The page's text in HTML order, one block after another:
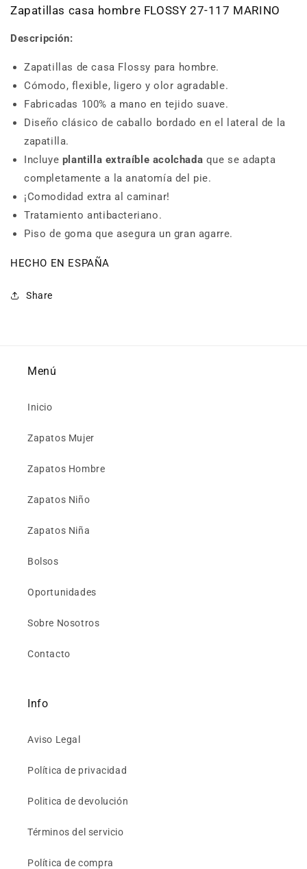
Zapatillas casa hombre FLOSSY 27-117 MARINO
Descripción:
Zapatillas de casa Flossy para hombre.
Cómodo, flexible, ligero y olor agradable.
Fabricadas 100% a mano en tejido suave.
Diseño clásico de caballo bordado en el lateral de la
zapatilla.
Incluye plantilla extraíble acolchada que se adapta
completamente a la anatomía del pie.
¡Comodidad extra al caminar!
Tratamiento antibacteriano.
Piso de goma que asegura un gran agarre.
HECHO EN ESPAÑA
Share
Menú
Inicio
Zapatos Mujer
Zapatos Hombre
Zapatos Niño
Zapatos Niña
Bolsos
Oportunidades
Sobre Nosotros
Contacto
Info
Aviso Legal
Política de privacidad
Politica de devolución
Términos del servicio
Política de compra